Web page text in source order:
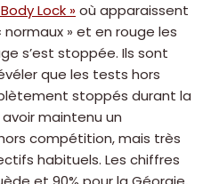
Lock »où apparaissent
» et en rouge les
s’est stoppée. Ils sont
que les tests hors
stoppés durant la
maintenu un
compétition, mais très
habituels. Les chiffres